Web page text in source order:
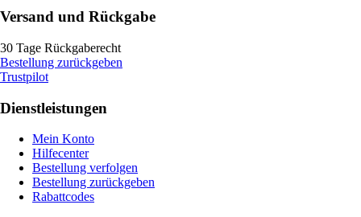
Versand und Rückgabe
30 Tage Rückgaberecht
Bestellung zurückgeben
Trustpilot
Dienstleistungen
Mein Konto
Hilfecenter
Bestellung verfolgen
Bestellung zurückgeben
Rabattcodes